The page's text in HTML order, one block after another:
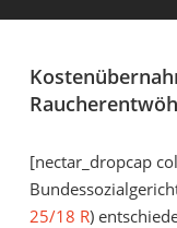
[nectar_dropcap
25/18 R)